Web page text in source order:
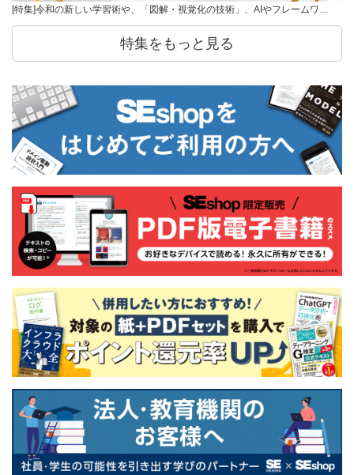
[特集]令和の新しい学習術や、「図解・視覚化の技術」、AIやフレームワ…
特集をもっと見る